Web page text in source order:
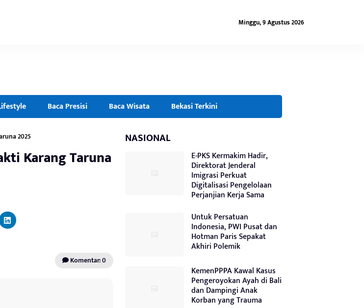
Minggu, 9 Agustus 2026
Baca Presisi Baca Wisata Bekasi Terkini
2025
Karang Taruna
Komentar: 0
NASIONAL
E-PKS Kermakim Hadir,
Direktorat Jenderal
Imigrasi Perkuat
Digitalisasi Pengelolaan
Perjanjian Kerja Sama
Untuk Persatuan
Indonesia, PWI Pusat dan
Hotman Paris Sepakat
Akhiri Polemik
KemenPPPA Kawal Kasus
Pengeroyokan Ayah di Bali
dan Dampingi Anak
Korban yang Trauma